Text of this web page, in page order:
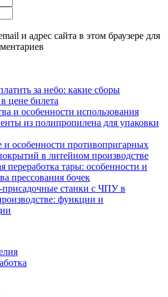
и адрес сайта в этом браузере для
за небо: какие сборы
цене билета
и особенности использования
из полипропилена для упаковки
особенности противопригарных
в литейном производстве
переработка тары: особенности и
прессования бочек
станки с ЧПУ в
функции и